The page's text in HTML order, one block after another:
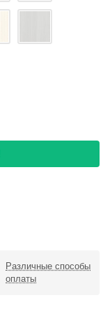
Различные способы
оплаты